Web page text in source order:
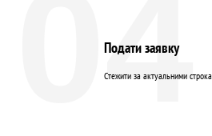
Подати заявку
Стежити за актуальними
04